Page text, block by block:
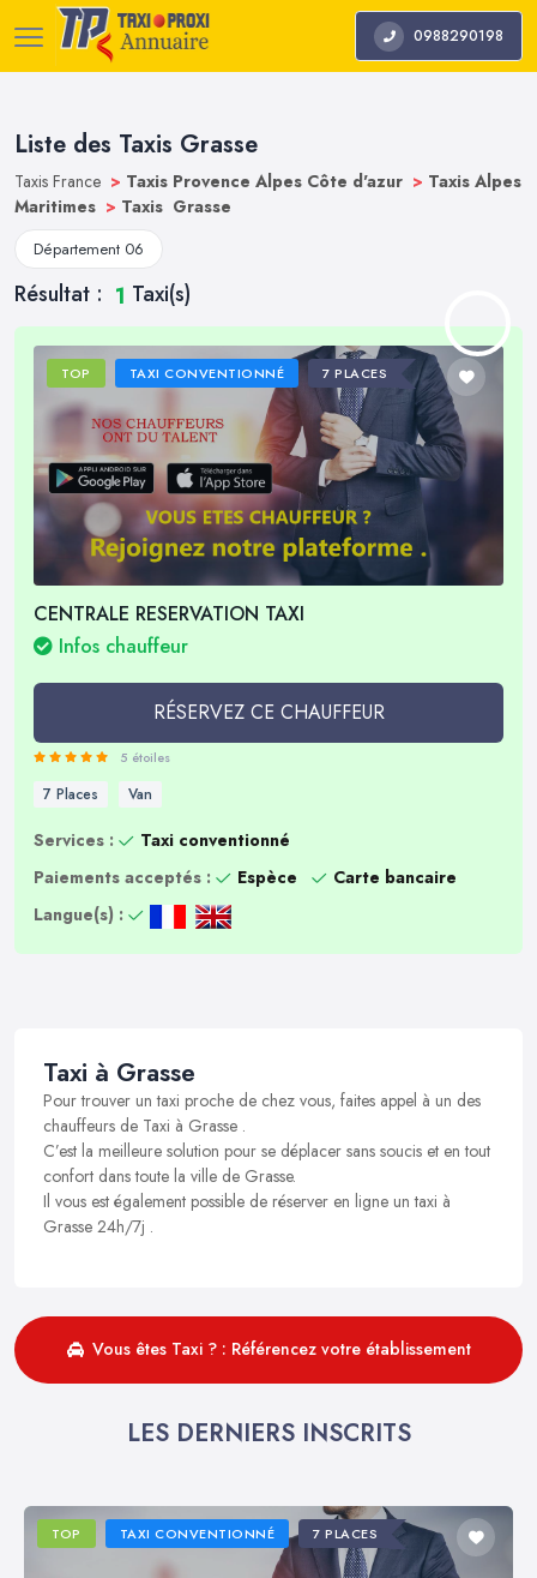
0988290198
Liste des Taxis Grasse
Taxis France > Taxis Provence Alpes Côte d'azur > Taxis Alpes
Maritimes > Taxis Grasse
Département 06
Résultat : 1 Taxi(s)
TOP TAXI CONVENTIONNÉ 7 PLACES
CENTRALE RESERVATION TAXI
Infos chauffeur
RÉSERVEZ CE CHAUFFEUR
5 étoiles
7 Places Van
Services :
Taxi conventionné
Paiements acceptés :
Espèce
Carte bancaire
Langue(s) :
Taxi à Grasse
Pour trouver un taxi proche de chez vous, faites appel à un des
chauffeurs de Taxi à Grasse .
C’est la meilleure solution pour se déplacer sans soucis et en tout
confort dans toute la ville de Grasse.
Il vous est également possible de réserver en ligne un taxi à
Grasse 24h/7j .
Vous êtes Taxi ? : Référencez votre établissement
LES DERNIERS INSCRITS
TOP TAXI CONVENTIONNÉ 7 PLACES